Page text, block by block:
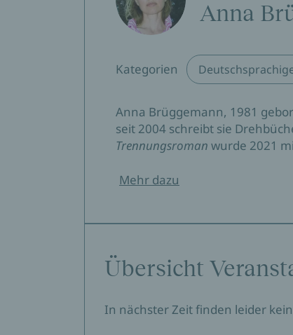
Anna
Kategorien
Anna Brüggemann, 1981
seit 2004 schreibt sie
Trennungsroman wurde 2021
Mehr dazu
Übersicht
In nächster Zeit finden leider